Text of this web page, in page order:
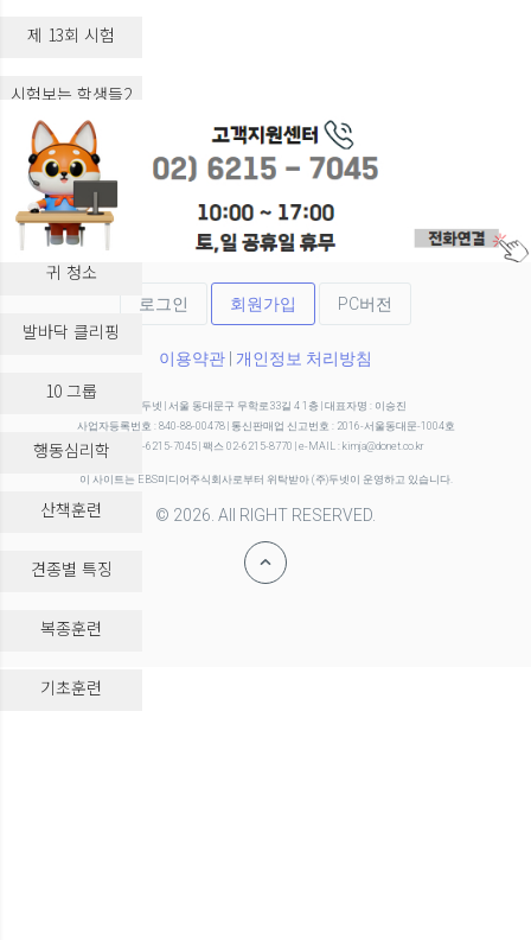
제 13회 시험
시험보는 학생들2
시험보는 학생들3
실습 교육
귀 청소
발바닥 클리핑
10 그룹
행동심리학
산책훈련
견종별 특징
복종훈련
기초훈련
로그인 회원가입 PC버전
이용약관 개인정보 처리방침
(주)두넷 | 서울 동대문구 무학로33길 4 1층 | 대표자명 : 이승진
사업자등록번호 : 840-88-00478 | 통신판매업 신고번호 : 2016-서울동대문-1004호
전화 02-6215-7045 | 팩스 02-6215-8770 | e-MAIL : kimja@donet.co.kr
이 사이트는 EBS미디어주식회사로부터 위탁받아 (주)두넷이 운영하고 있습니다.
© 2026. All RIGHT RESERVED.